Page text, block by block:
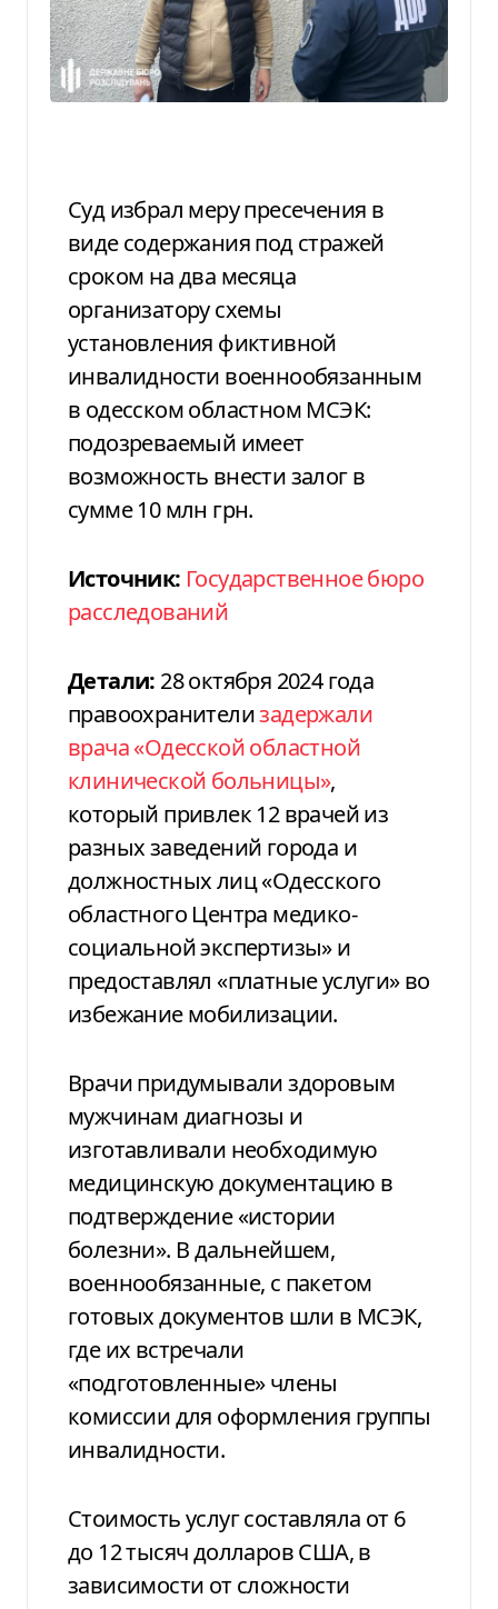
Суд избрал меру пресечения в
виде содержания под стражей
сроком на два месяца
организатору схемы
установления фиктивной
инвалидности военнообязанным
в одесском областном МСЭК:
подозреваемый имеет
возможность внести залог в
сумме 10 млн грн.
Источник: Государственное бюро
расследований
Детали: 28 октября 2024 года
правоохранителизадержали
врача «Одесской областной
клинической больницы»,
который привлек 12 врачей из
разных заведений города и
должностных лиц «Одесского
областного Центра медико-
социальной экспертизы» и
предоставлял «платные услуги» во
избежание мобилизации.
Врачи придумывали здоровым
мужчинам диагнозы и
изготавливали необходимую
медицинскую документацию в
подтверждение «истории
болезни». В дальнейшем,
военнообязанные, с пакетом
готовых документов шли в МСЭК,
где их встречали
«подготовленные» члены
комиссии для оформления группы
инвалидности.
Стоимость услуг составляла от 6
до 12 тысяч долларов США, в
зависимости от сложности